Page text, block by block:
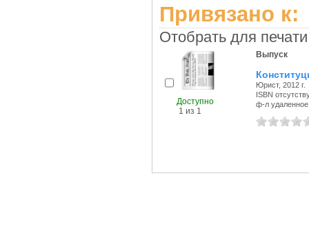
Привязано к:
Отобрать для
Доступно
1 из 1
Выпуск
Юрист, 2012 г.
ISBN
ф-л удаленное